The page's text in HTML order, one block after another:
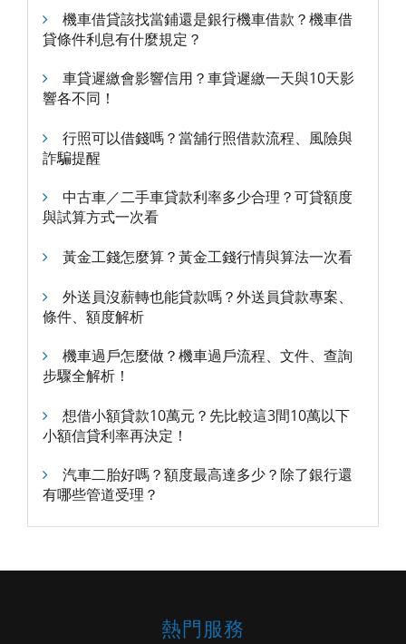
機車借貸該找當鋪還是銀行機車借款？機車借
貸條件利息有什麼規定？
車貸遲繳會影響信用？車貸遲繳一天與10天影
響各不同！
行照可以借錢嗎？當舖行照借款流程、風險與
詐騙提醒
中古車／二手車貸款利率多少合理？可貸額度
與試算方式一次看
黃金工錢怎麼算？黃金工錢行情與算法一次看
外送員沒薪轉也能貸款嗎？外送員貸款專案、
條件、額度解析
機車過戶怎麼做？機車過戶流程、文件、查詢
步驟全解析！
想借小額貸款10萬元？先比較這3間10萬以下
小額信貸利率再決定！
汽車二胎好嗎？額度最高達多少？除了銀行還
有哪些管道受理？
熱門服務